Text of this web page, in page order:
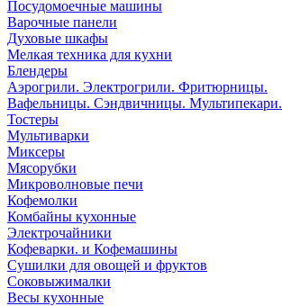
Посудомоечные машины
Варочные панели
Духовые шкафы
Мелкая техника для кухни
Блендеры
Аэрогрили. Электрогрили. Фритюрницы.
Вафельницы. Сэндвичницы. Мультипекари.
Тостеры
Мультиварки
Миксеры
Мясорубки
Микроволновые печи
Кофемолки
Комбайны кухонные
Электрочайники
Кофеварки. и Кофемашины
Сушилки для овощей и фруктов
Соковыжималки
Весы кухонные